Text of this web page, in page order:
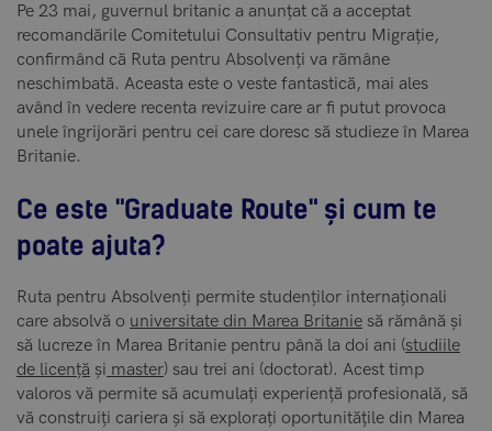
Pe 23 mai, guvernul britanic a anunțat că a acceptat
recomandările Comitetului Consultativ pentru Migrație,
confirmând că Ruta pentru Absolvenți va rămâne
neschimbată. Aceasta este o veste fantastică, mai ales
având în vedere recenta revizuire care ar fi putut provoca
unele îngrijorări pentru cei care doresc să studieze în Marea
Britanie.
Ce este "Graduate Route" și cum te
poate ajuta?
Ruta pentru Absolvenți permite studenților internaționali
care absolvă o universitate din Marea Britanie să rămână și
să lucreze în Marea Britanie pentru până la doi ani (studiile
de licență și master) sau trei ani (doctorat). Acest timp
valoros vă permite să acumulați experiență profesională, să
vă construiți cariera și să explorați oportunitățile din Marea